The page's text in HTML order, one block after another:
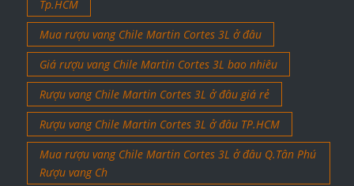
Tp.HCM
Mua rượu vang Chile Martin Cortes 3L ở đâu
Giá rượu vang Chile Martin Cortes 3L bao nhiêu
Rượu vang Chile Martin Cortes 3L ở đâu giá rẻ
Rượu vang Chile Martin Cortes 3L ở đâu TP.HCM
Mua rượu vang Chile Martin Cortes 3L ở đâu Q.Tân Phú
Rượu vang Ch